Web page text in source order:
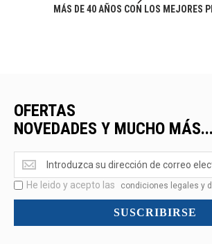
MÁS DE 40 AÑOS CON LOS MEJORES
OFERTAS
NOVEDADES Y MUCHO MÁS...
Ofertas
<br>Novedades
y
mucho
He leido y acepto las condiciones legales y
SUSCRIBIRSE